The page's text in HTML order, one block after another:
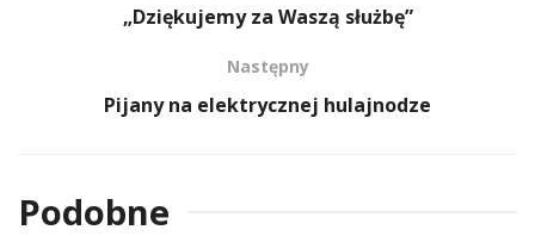
„Dziękujemy za Waszą służbę”
Następny
Pijany na elektrycznej hulajnodze
Podobne